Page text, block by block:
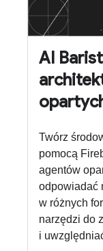
AI
Twórz
pomocą
agentów
odpowiadać
w różnych
narzędzi do
i